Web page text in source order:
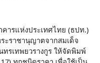
ารแห่งประเทศไทย (ธปท.)
ะราชานุญาตจากสมเด็จ
รเทพยวรางกูร ให้จัดพิมพ์